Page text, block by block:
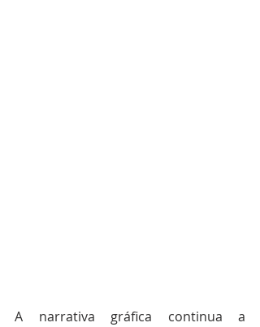
A narrativa gráfica continua a